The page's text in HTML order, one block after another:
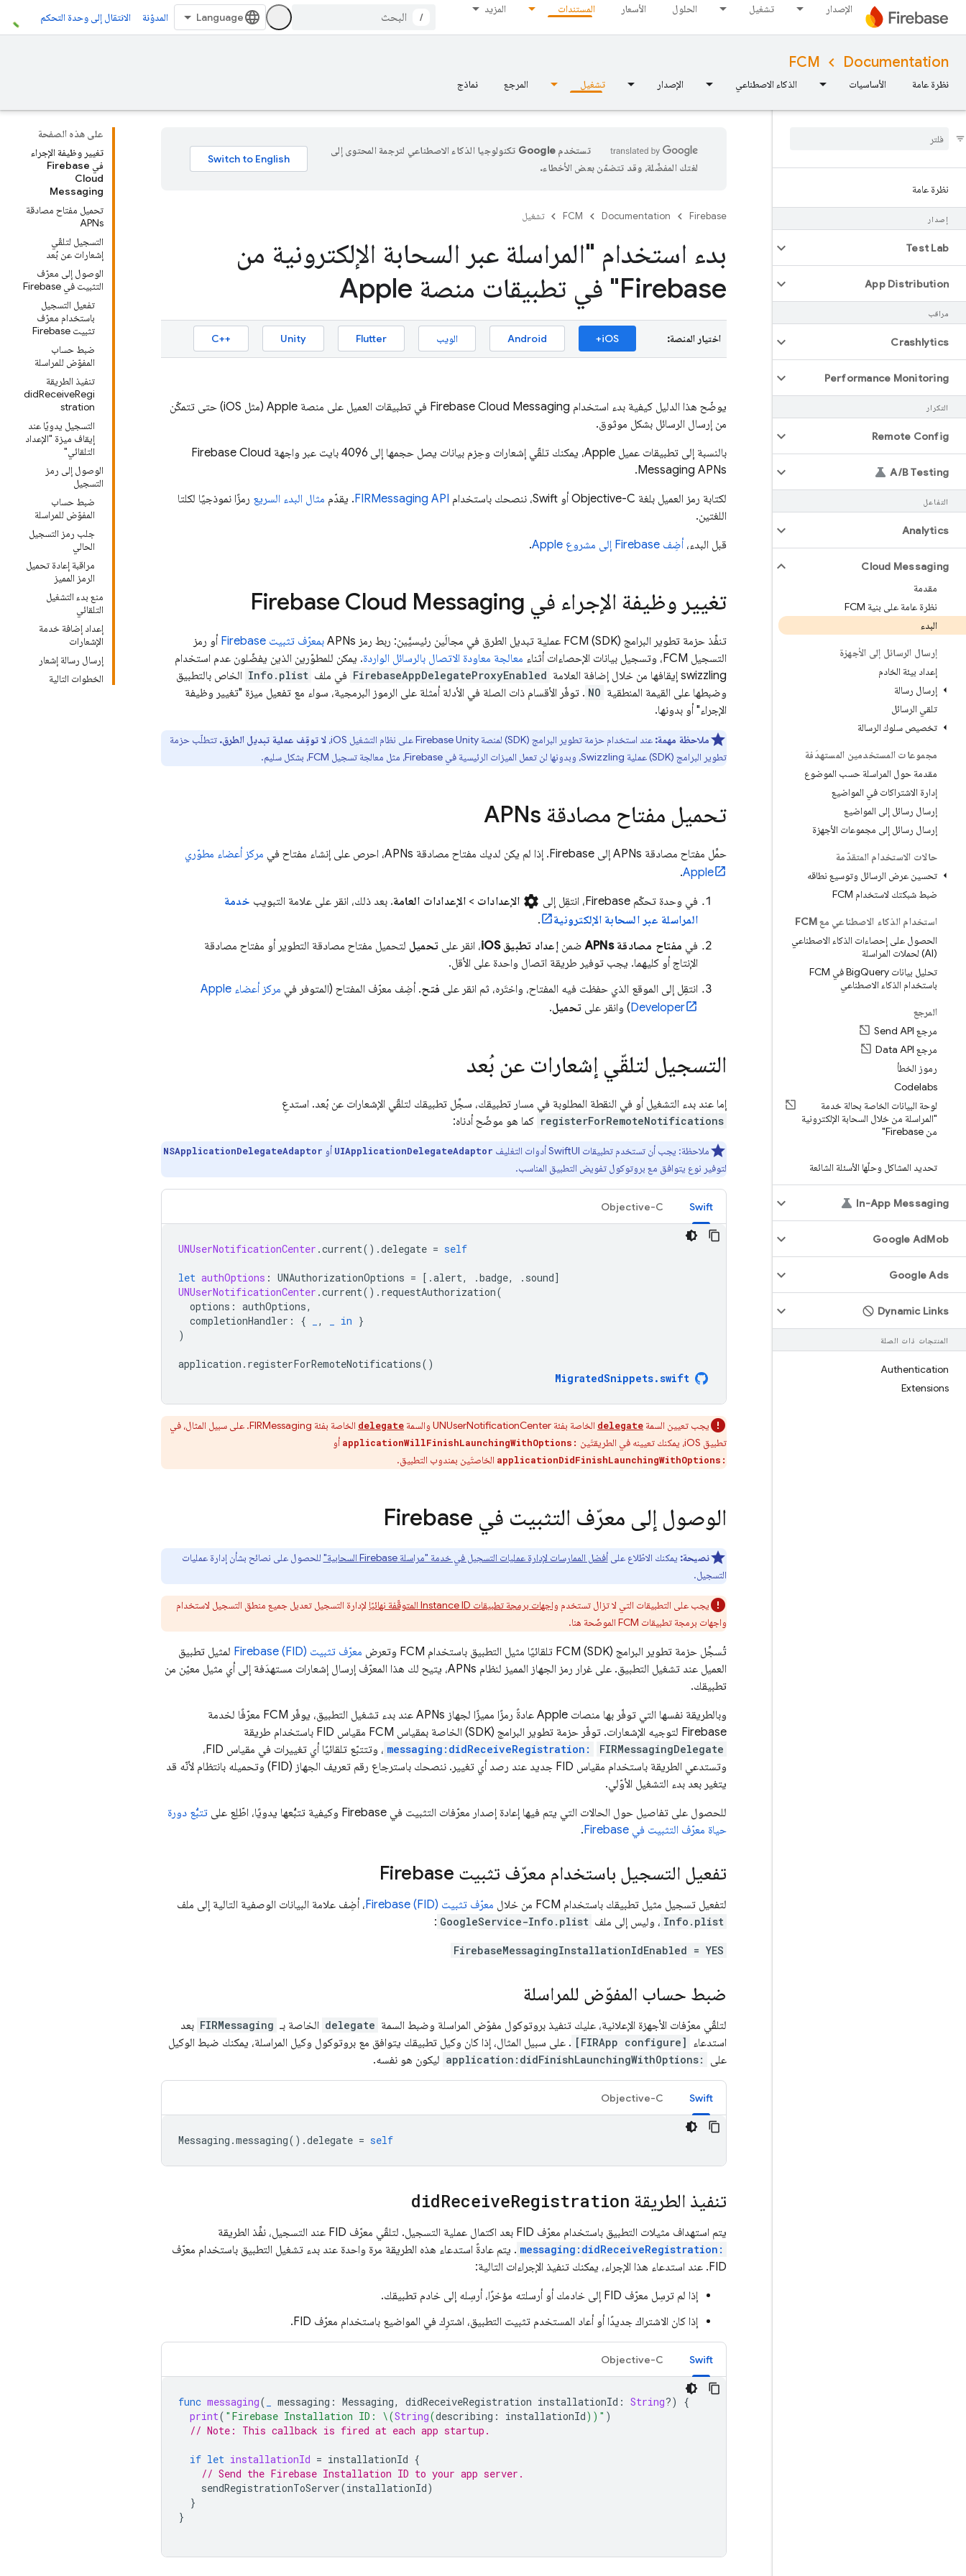
الإصدار تشغيل الحلول الأسعار المستندات المزيد
/ المدوّنة الانتقال إلى وحدة التحكم
Documentation
FCM
نظرة عامة الأساسيات الذكاء الاصطناعي الإصدار تشغيل المرجع نماذج
نظرة عامة
إصدار
Test Lab
App Distribution
مراقب
Crashlytics
Performance Monitoring
التكرار
Remote Config
A/B Testing
التفاعل
Analytics
Cloud Messaging
مقدمة
نظرة عامة على بنية FCM
البدء
إرسال الرسائل إلى الأجهزة
إعداد بيئة الخادم
إرسال رسالة
تلقي الرسائل
تخصيص سلوك الرسالة
مجموعات المستخدمين المستهدَفة
مقدمة حول المراسلة حسب الموضوع
إدارة الاشتراكات في المواضيع
إرسال رسائل إلى المواضيع
إرسال رسائل إلى مجموعات الأجهزة
حالات الاستخدام المتقدّمة
تحسين عرض الرسائل وتوسيع نطاقه
ضبط شبكتك لاستخدام FCM
استخدام الذكاء الاصطناعي مع FCM
الحصول على إحصاءات الذكاء الاصطناعي
(AI) لحملات المراسلة
تحليل بيانات Big
Query في FCM
باستخدام الذكاء الاصطناعي
المرجع
مرجع Send API
مرجع Data API
رموز الخطأ
Codelabs
لوحة البيانات الخاصة بحالة خدمة
"المراسلة من خلال السحابة الإلكترونية
من Firebase"
تحديد المشاكل وحلّها الأسئلة الشائعة
In-App Messaging
Google AdMob
Google Ads
Dynamic Links
المنتجات ذات الصلة
Authentication
Extensions
على هذه الصفحة
تغيير وظيفة الإجراء
في Firebase
Cloud
Messaging
تحميل مفتاح مصادقة
APNs
التسجيل لتلقّي
إشعارات عن بُعد
الوصول إلى معرّف
التثبيت في Firebase
تفعيل التسجيل
باستخدام معرّف
تثبيت Firebase
ضبط حساب
المفوّض للمراسلة
تنفيذ الطريقة
didReceiveRegi
stration
التسجيل يدويًا عند
إيقاف ميزة "الإعداد
التلقائي"
الوصول إلى رمز
التسجيل
ضبط حساب
المفوّض للمراسلة
جلب رمز التسجيل
الحالي
مراقبة إعادة تحميل
الرمز المميز
منع بدء التشغيل
التلقائي
إعداد إضافة خدمة
الإشعارات
إرسال رسالة إشعار
الخطوات التالية
تستخدم Google تكنولوجيا الذكاء الاصطناعي لترجمة المحتوى إلى
لغتك المفضّلة، وقد تتضمّن بعض الأخطاء.
Firebase
Documentation
FCM تشغيل
بدء استخدام "المراسلة عبر السحابة الإلكترونية من
Firebase" في تطبيقات منصة Apple
اختيار المنصة: iOS+
Android الويب Flutter
Unity
C++‎
يوضّح هذا الدليل كيفية بدء استخدام Firebase Cloud Messaging
في تطبيقات العميل على منصة Apple (مثل iOS) حتى تتمكّن
من إرسال الرسائل بشكل موثوق.
بالنسبة إلى تطبيقات عميل Apple، يمكنك تلقّي إشعارات وحِزم بيانات يصل حجمها إلى 4096 بايت عبر واجهة
Firebase Cloud
Messaging APNs.
لكتابة رمز العميل بلغة Objective-C أو Swift، ننصحك باستخدام
FIRMessaging API. يقدّم مثال البدء السريع رمزًا نموذجيًا لكلتا
اللغتين.
قبل البدء، أضِف Firebase إلى مشروع Apple .
تغيير وظيفة الإجراء في Firebase Cloud Messaging
تنفِّذ حزمة تطوير البرامج (SDK) FCM عملية تبديل الطرق في مجالَين رئيسيَّين: ربط رمز APNs بمعرّف تثبيت Firebase
أو رمز
التسجيل FCM، وتسجيل بيانات الإحصاءات أثناء معالجة معاودة الاتصال بالرسائل الواردة. يمكن للمطوّرين الذين يفضّلون عدم استخدام
swizzling إيقافها من خلال إضافة العلامة
FirebaseAppDelegateProxyEnabled في ملف Info.plist الخاص بالتطبيق
وضبطها على القيمة المنطقية NO . توفّر الأقسام ذات الصلة في الأدلة أمثلة على الرموز البرمجية، سواء مع تفعيل ميزة "تغيير وظيفة
الإجراء" أو بدونها.
ملاحظة مهمة: عند استخدام حزمة تطوير البرامج (SDK) لمنصة Firebase Unity على نظام التشغيل iOS، لا توقِف عملية تبديل الطرق. تتطلّب حزمة
تطوير البرامج (SDK) عملية Swizzling، وبدونها لن تعمل الميزات الرئيسية في Firebase، مثل معالجة تسجيل
FCM، بشكل سليم.
تحميل مفتاح مصادقة APNs
حمِّل مفتاح مصادقة APNs إلى Firebase. إذا لم يكن لديك مفتاح مصادقة APNs، احرص على إنشاء مفتاح في
مركز أعضاء مطوّري
Apple
.
في وحدة تحكّم Firebase، انتقِل إلى settings الإعدادات >الإعدادات العامة. بعد ذلك، انقر على علامة التبويب خدمة
المراسلة عبر السحابة الإلكترونية
.
في مفتاح مصادقة APNs ضمنإعداد تطبيق iOS ، انقر على تحميل لتحميل مفتاح مصادقة التطوير أو مفتاح مصادقة
الإنتاج أو كليهما. يجب توفير طريقة اتصال واحدة على الأقل.
انتقِل إلى الموقع الذي حفظت فيه المفتاح، واختَره، ثم انقر على فتح. أضِف معرّف المفتاح (المتوفر في
مركز أعضاء Apple
Developer) وانقر على تحميل.
التسجيل لتلقّي إشعارات عن بُعد
إما عند بدء التشغيل أو في النقطة المطلوبة في مسار تطبيقك، سجِّل تطبيقك لتلقّي الإشعارات عن بُعد. استدعِ
registerForRemoteNotifications كما هو موضّح أدناه:
ملاحظة: يجب أن تستخدم تطبيقات SwiftUI أدوات التغليف UIApplicationDelegateAdaptor أو NSApplicationDelegateAdaptor
لتوفير نوع يتوافق مع بروتوكول تفويض التطبيق المناسب.
Swift
Objective-C
UNUserNotificationCenter .current().delegate = self
let authOptions : UNAuthorizationOptions = [.alert, .badge, . sound]
UNUserNotificationCenter .current(). requestAuthorization(
options : authOptions,
completionHandler : { , in }
)
application . registerForRemoteNotifications()
MigratedSnippets.swift
يجب تعيين السمة delegate الخاصة بفئة UNUserNotificationCenter والسمة delegate
الخاصة بفئة FIRMessaging. على سبيل المثال، في
تطبيق iOS، يمكنك تعيينه في الطريقتَين
applicationWillFinishLaunchingWithOptions: أو
applicationDidFinishLaunchingWithOptions: الخاصتَين بمندوب التطبيق.
الوصول إلى معرّف التثبيت في Firebase
نصيحة: يمكنك الاطّلاع علىأفضل الممارسات لإدارة عمليات التسجيل في خدمة "مراسلة Firebase السحابية"
للحصول على نصائح بشأن إدارة عمليات
التسجيل.
يجب على التطبيقات التي لا تزال تستخدم واجهات برمجة تطبيقات Instance ID المتوقّفة نهائيًا
لإدارة التسجيل تعديل جميع منطق التسجيل لاستخدام
واجهات برمجة تطبيقات FCM الموضّحة هنا.
تُسجِّل حزمة تطوير البرامج (SDK) FCM تلقائيًا مثيل التطبيق باستخدام FCM وتعرض معرّف تثبيت Firebase (FID)
لمثيل تطبيق
العميل عند تشغيل التطبيق. على غرار رمز الجهاز المميز لنظام APNs، يتيح لك هذا المعرّف إرسال إشعارات مستهدَفة إلى أي مثيل معيّن من
تطبيقك.
وبالطريقة نفسها التي توفّر بها منصات Apple عادةً رمزًا مميزًا لجهاز APNs عند بدء تشغيل التطبيق، يوفّر
FCM معرّفًا لخدمة
Firebase لتوجيه الإشعارات. توفّر حزمة تطوير البرامج (SDK) الخاصة بمقياس
FCM مقياس FID باستخدام طريقة
FIRMessagingDelegate
messaging:didReceiveRegistration:
، وتتتبّع تلقائيًا أي تغييرات في مقياس FID،
وتستدعي الطريقة باستخدام مقياس FID جديد عند رصد أي تغيير. ننصحك باسترجاع رقم تعريف الجهاز (FID) وتحميله بانتظام لأنّه قد
يتغير بعد بدء التشغيل الأوّلي.
للحصول على تفاصيل حول الحالات التي يتم فيها إعادة إصدار معرّفات التثبيت في Firebase وكيفية تتبُّعها يدويًا، اطّلِع على
تتبُّع دورة
حياة معرّف التثبيت في Firebase
.
تفعيل التسجيل باستخدام معرّف تثبيت Firebase
لتفعيل تسجيل مثيل تطبيقك باستخدام FCM من خلال معرّف تثبيت Firebase (FID) ، أضِف علامة البيانات الوصفية التالية إلى ملف
Info.plist ، وليس إلى ملف GoogleService-Info.plist
:
FirebaseMessagingInstallationIdEnabled = YES
ضبط حساب المفوّض للمراسلة
لتلقّي معرّفات الأجهزة الإعلانية، عليك تنفيذ بروتوكول مفوّض المراسلة وضبط السمة delegate الخاصة بـ FIRMessaging بعد
استدعاء [FIRApp configure] . على سبيل المثال، إذا كان وكيل تطبيقك يتوافق مع بروتوكول وكيل المراسلة، يمكنك ضبط الوكيل
على
application:didFinishLaunchingWithOptions: ليكون هو نفسه.
Swift
Objective-C
Messaging .messaging().delegate = self
تنفيذ الطريقة didReceiveRegistration
يتم استهداف مثيلات التطبيق باستخدام معرّف FID بعد اكتمال عملية التسجيل. لتلقّي معرّف FID عند التسجيل، نفِّذ الطريقة
messaging:didReceiveRegistration: . يتم عادةً استدعاء هذه الطريقة مرة واحدة عند بدء تشغيل التطبيق باستخدام معرّف
FID. عند استدعاء هذا الإجراء، يمكنك تنفيذ الإجراءات التالية:
إذا لم ترسِل معرّف FID إلى خادمك أو أرسلته مؤخرًا، أرسِله إلى خادم تطبيقك.
إذا كان الاشتراك جديدًا أو أعاد المستخدم تثبيت التطبيق، اشترِك في المواضيع باستخدام معرّف FID.
Swift
Objective-C
func messaging( messaging : Messaging, didReceiveRegistration installationId : String?)
{
print( "Firebase Installation ID: \(String(describing : installationId)) " )
// Note: This callback is fired at each app startup.
if let installationId = installationId {
// Send the Firebase Installation ID to your app server.
sendRegistrationToServer(installationId)
}
}